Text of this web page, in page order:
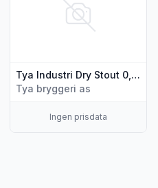
Tya Industri Dry Stout 0,5l flaske
Tya bryggeri as
Ingen prisdata
"Tya Fall India Pale Ale 0,5l